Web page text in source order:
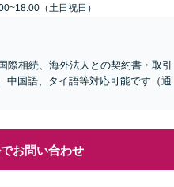
（土日祝日）
際相続、海外法人との契約書・取引
中国語、タイ語等対応可能です（通
お問い合わせ